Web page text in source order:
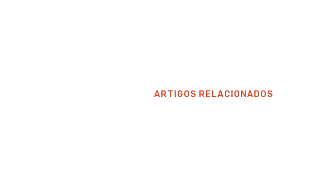
ARTIGOS RELACIONADOS